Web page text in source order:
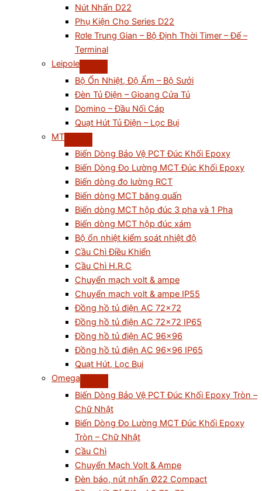
Nút Nhấn D22
Phụ Kiện Cho Series D22
Rơle Trung Gian – Bộ Định Thời Timer – Đế –
Terminal
Leipole
Bộ Ổn Nhiệt, Độ Ẩm – Bộ Sưởi
Đèn Tủ Điện – Gioang Cửa Tủ
Domino – Đầu Nối Cáp
Quạt Hút Tủ Điện – Lọc Bụi
MT
Biến Dòng Bảo Vệ PCT Đúc Khối Epoxy
Biến Dòng Đo Lường MCT Đúc Khối Epoxy
Biến dòng đo lường RCT
Biến dòng MCT băng quấn
Biến dòng MCT hộp đúc 3 pha và 1 Pha
Biến dòng MCT hộp đúc xám
Bộ ổn nhiệt kiểm soát nhiệt độ
Cầu Chì Điều Khiển
Cầu Chì H.R.C
Chuyển mạch volt & ampe
Chuyển mạch volt & ampe IP55
Đồng hồ tủ điện AC 72×72
Đồng hồ tủ điện AC 72×72 IP65
Đồng hồ tủ điện AC 96×96
Đồng hồ tủ điện AC 96×96 IP65
Quạt Hút, Lọc Bụi
Omega
Biến Dòng Bảo Vệ PCT Đúc Khối Epoxy Tròn –
Chữ Nhật
Biến Dòng Đo Lường MCT Đúc Khối Epoxy
Tròn – Chữ Nhật
Cầu Chì
Chuyển Mạch Volt & Ampe
Đèn báo, nút nhấn Ø22 Compact